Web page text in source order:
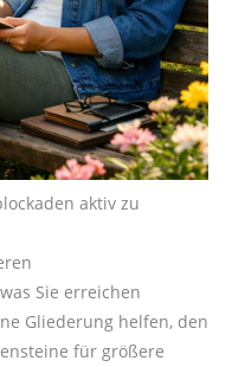
aktiv zu
Sie erreichen
Gliederung helfen, den
für größere